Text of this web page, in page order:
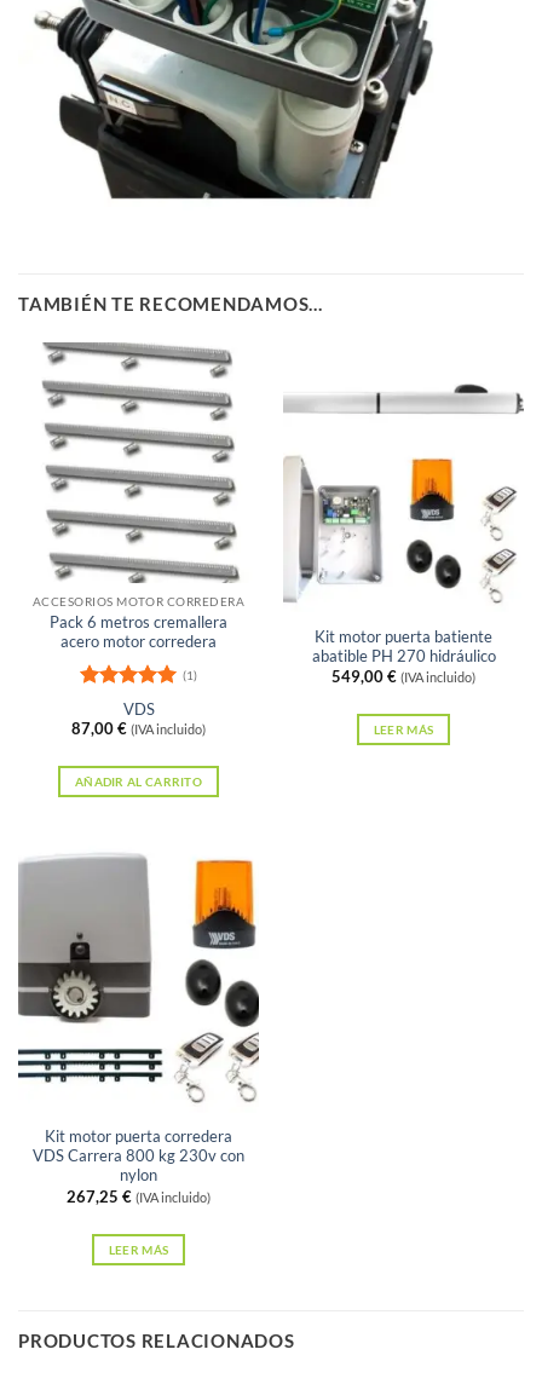
TAMBIÉN TE RECOMENDAMOS…
ACCESORIOS MOTOR CORREDERA
Pack 6 metros cremallera
acero motor corredera
Valorado
con 5 de 5
(1)
VDS
87,00€ (IVA incluido)
AÑADIR AL CARRITO
Sin existencias
Kit motor puerta batiente
abatible PH 270 hidráulico
549,00€ (IVA incluido)
LEER MÁS
Kit motor puerta corredera
VDS Carrera 800 kg 230v con
nylon
267,25 € (IVA incluido)
LEER MÁS
PRODUCTOS RELACIONADOS